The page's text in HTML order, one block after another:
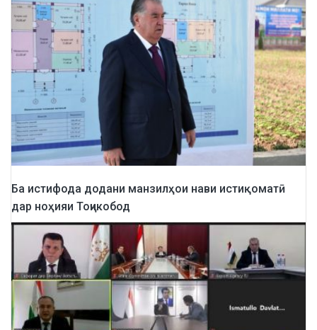
Ба истифода додани манзилҳои нави истиқоматӣ
дар ноҳияи Тоҷикобод